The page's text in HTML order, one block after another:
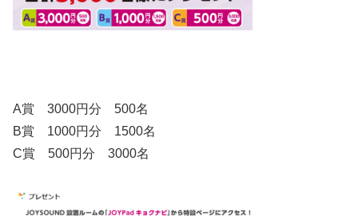
A賞 3000円分 500名
B賞 1000円分 1500名
C賞 500円分 3000名